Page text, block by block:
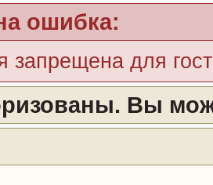
ошибка:
запрещена для
Вы